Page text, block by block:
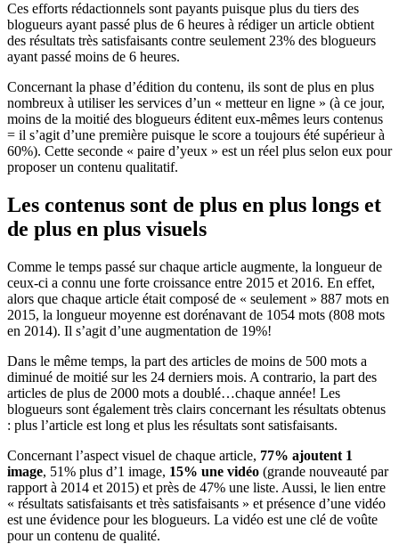
Ces efforts rédactionnels sont payants puisque plus du tiers des
blogueurs ayant passé plus de 6 heures à rédiger un article obtient
des résultats très satisfaisants contre seulement 23% des blogueurs
ayant passé moins de 6 heures.
Concernant la phase d’édition du contenu, ils sont de plus en plus
nombreux à utiliser les services d’un « metteur en ligne » (à ce jour,
moins de la moitié des blogueurs éditent eux-mêmes leurs contenus
= il s’agit d’une première puisque le score a toujours été supérieur à
60%). Cette seconde « paire d’yeux » est un réel plus selon eux pour
proposer un contenu qualitatif.
Les contenus sont de plus en plus longs et
de plus en plus visuels
Comme le temps passé sur chaque article augmente, la longueur de
ceux-ci a connu une forte croissance entre 2015 et 2016. En effet,
alors que chaque article était composé de « seulement » 887 mots en
2015, la longueur moyenne est dorénavant de 1054 mots (808 mots
en 2014). Il s’agit d’une augmentation de 19%!
Dans le même temps, la part des articles de moins de 500 mots a
diminué de moitié sur les 24 derniers mois. A contrario, la part des
articles de plus de 2000 mots a doublé…chaque année! Les
blogueurs sont également très clairs concernant les résultats obtenus
: plus l’article est long et plus les résultats sont satisfaisants.
Concernant l’aspect visuel de chaque article, 77% ajoutent 1
image, 51% plus d’1 image, 15% une vidéo (grande nouveauté par
rapport à 2014 et 2015) et près de 47% une liste. Aussi, le lien entre
« résultats satisfaisants et très satisfaisants » et présence d’une vidéo
est une évidence pour les blogueurs. La vidéo est une clé de voûte
pour un contenu de qualité.